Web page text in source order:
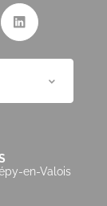
en-Valois